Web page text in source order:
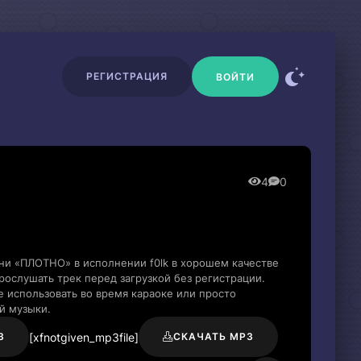
РЕГИСТРАЦИЯ ВОЙТИ
4 0
«ПЛОТНО» в исполнении f0lk в хорошем качестве
трек перед загрузкой без регистрации.
во время караоке или просто
музыки.
[xfnotgiven_mp3file] СКАЧАТЬ MP3